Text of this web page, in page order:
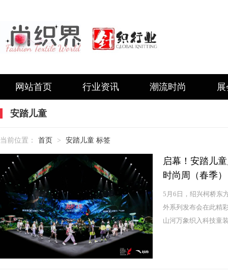
网站首页 行业资讯 潮流时尚
安踏儿童
当前位置： 首页 > 安踏儿童 标签
启幕！安踏儿
时尚周（春季）
5月6日，绍兴柯桥东
外系列发布会在此精
山河万象织入科技童